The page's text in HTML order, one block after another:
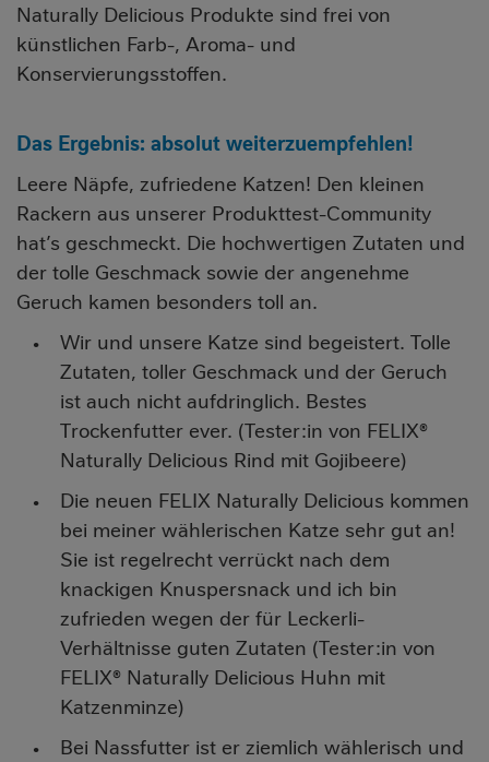
Naturally Delicious Produkte sind frei von
künstlichen Farb-, Aroma- und
Konservierungsstoffen.
Das Ergebnis: absolut weiterzuempfehlen!
Leere Näpfe, zufriedene Katzen! Den kleinen
Rackern aus unserer Produkttest-Community
hat’s geschmeckt. Die hochwertigen Zutaten und
der tolle Geschmack sowie der angenehme
Geruch kamen besonders toll an.
Wir und unsere Katze sind begeistert. Tolle
Zutaten, toller Geschmack und der Geruch
ist auch nicht aufdringlich. Bestes
Trockenfutter ever. (Tester:in von FELIX®
Naturally Delicious Rind mit Gojibeere)
Die neuen FELIX Naturally Delicious kommen
bei meiner wählerischen Katze sehr gut an!
Sie ist regelrecht verrückt nach dem
knackigen Knuspersnack und ich bin
zufrieden wegen der für Leckerli-
Verhältnisse guten Zutaten (Tester:in von
FELIX® Naturally Delicious Huhn mit
Katzenminze)
Bei Nassfutter ist er ziemlich wählerisch und